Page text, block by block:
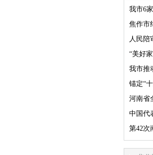
我市6
焦作市
人民陪
“美好
我市推
锚定“
河南省
中国代
第42次